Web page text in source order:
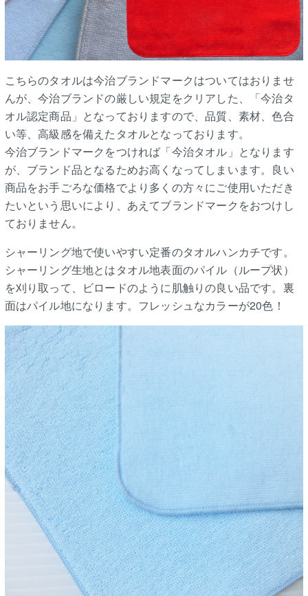
こちらのタオルは今治ブランドマークはついてはおりませ
んが、今治ブランドの厳しい規定をクリアした、「今治タ
オル認定商品」となっておりますので、品質、素材、色合
い等、高級感を備えたタオルとなっております。
今治ブランドマークをつければ「今治タオル」となります
が、ブランド品となるためお高くなってしまいます。良い
商品をお手ごろな価格でより多くの方々にご使用いただき
たいという思いにより、あえてブランドマークをおつけし
ておりません。
シャーリング地で使いやすい定番のタオルハンカチです。
シャーリング生地とはタオル地表面のパイル（ループ状）
を刈り取って、ビロードのように肌触りの良い品です。裏
面はパイル地になります。フレッシュなカラーが20色！